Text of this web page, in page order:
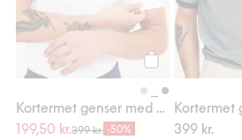
Legg til
199,50 kr.399 kr. -50%
399 kr.